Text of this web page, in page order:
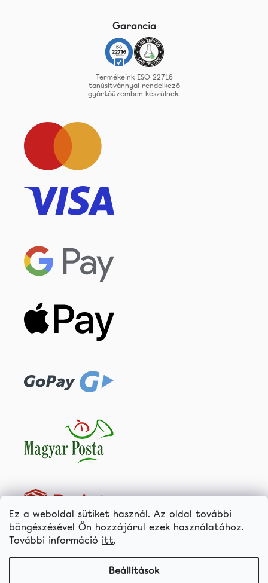
Ez a weboldal sütiket használ. Az oldal további
böngészésével Ön hozzájárul ezek használatához.
További információ itt.
Beállítások
Garancia
Termékeink ISO 22716
tanúsítvánnyal rendelkező
gyártóüzemben készülnek.
Fogfehérítő termékek